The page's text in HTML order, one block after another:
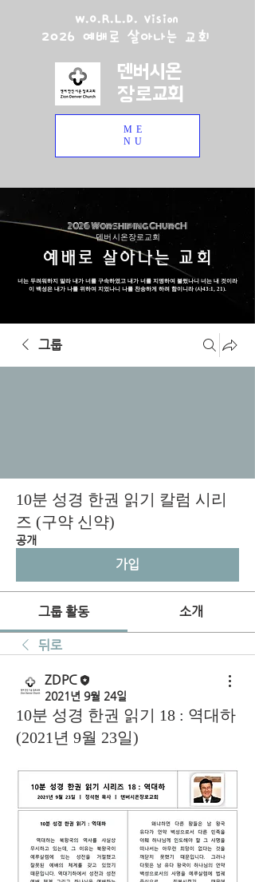
W.O.R.L.D. Vision
2026 예배로 살아나는 교회
덴버시온
장로교회
ME
NU
2026 Worshiping ChurcH
덴버 시온장로교회
예배로 살아나는 교회
너는 두려워하지 말라 내가 너를 구속하였고 내가 너를 지명하여 불렀나니 너는 내 것이라
이 백성은 내가 나를 위하여 지었나니 나를 찬송하게 하려 함이니라 (사43:1, 21).
그룹
10분 성경 한권 읽기 칼럼 시리
즈 (구약 신약)
공개
가입
그룹 활동 소개
뒤로
ZDPC
2021년 9월 24일
10분 성경 한권 읽기 18 : 역대하
(2021년 9월 23일)